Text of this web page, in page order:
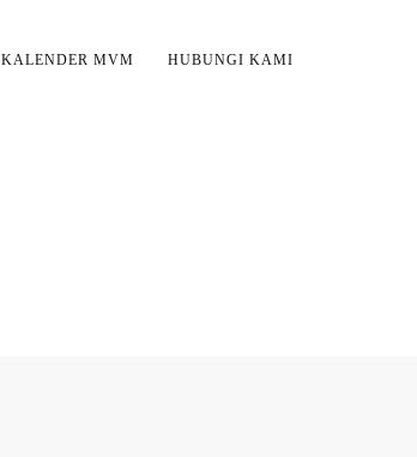
KALENDER MVM HUBUNGI KAMI